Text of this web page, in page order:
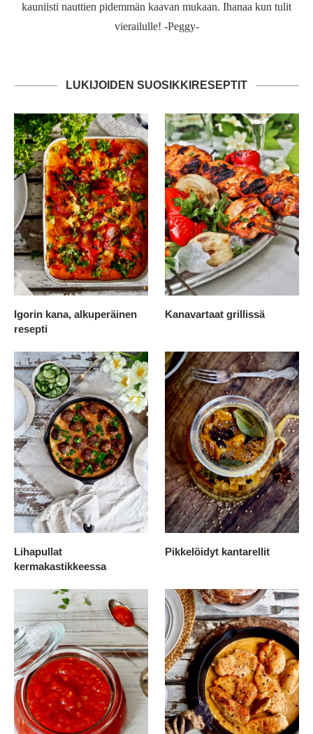
kauniisti nauttien pidemmän kaavan mukaan. Ihanaa kun tulit
vierailulle! -Peggy-
LUKIJOIDEN SUOSIKKIRESEPTIT
Igorin kana, alkuperäinen
resepti
Kanavartaat grillissä
Lihapullat
kermakastikkeessa
Pikkelöidyt kantarellit